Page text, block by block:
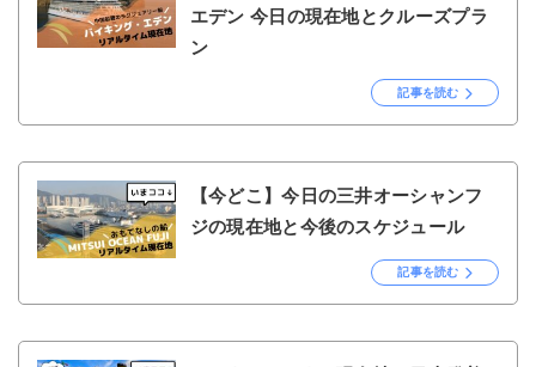
エデン 今日の現在地とクルーズプラ
ン
記事を読む
【今どこ】今日の三井オーシャンフ
ジの現在地と今後のスケジュール
記事を読む